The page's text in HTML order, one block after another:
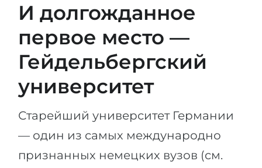
И долгожданное
первое место —
Гейдельбергский
университет
Старейший университет Германии
— один из самых международно
признанных немецких вузов (cм.